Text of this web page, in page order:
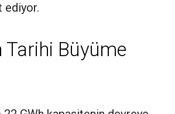
ediyor.
Tarihi Büyüme